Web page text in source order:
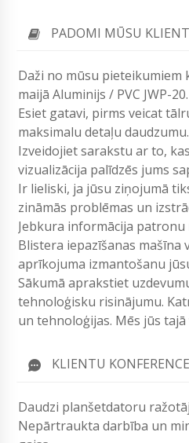
PADOMI MŪSU
Daži no mūsu pieteikumiem
maijā Aluminijs / PVC JWP-20.
Esiet gatavi, pirms veicat
maksimalu detaļu daudzumu.
Izveidojiet sarakstu ar to,
vizualizācija palīdzēs jums
Ir lieliski, ja jūsu ziņojumā
zināmās problēmas un
Jebkura informācija
Blistera iepazīšanas
aprīkojuma izmantošanu
Sākumā aprakstiet
tehnoloģisku risinājumu.
un tehnoloģijas. Mēs jūs
KLIENTU
Daudzi planšetdatoru
Nepārtraukta darbība un